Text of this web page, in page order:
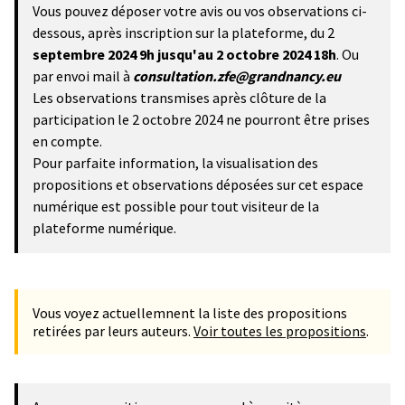
Vous pouvez déposer votre avis ou vos observations ci-
dessous, après inscription sur la plateforme, du 2
septembre 2024 9h jusqu'au 2 octobre 2024 18h. Ou
par envoi mail à consultation.zfe@grandnancy.eu
Les observations transmises après clôture de la
participation le 2 octobre 2024 ne pourront être prises
en compte.
Pour parfaite information, la visualisation des
propositions et observations déposées sur cet espace
numérique est possible pour tout visiteur de la
plateforme numérique.
Vous voyez actuellemnent la liste des propositions
retirées par leurs auteurs. Voir toutes les propositions.